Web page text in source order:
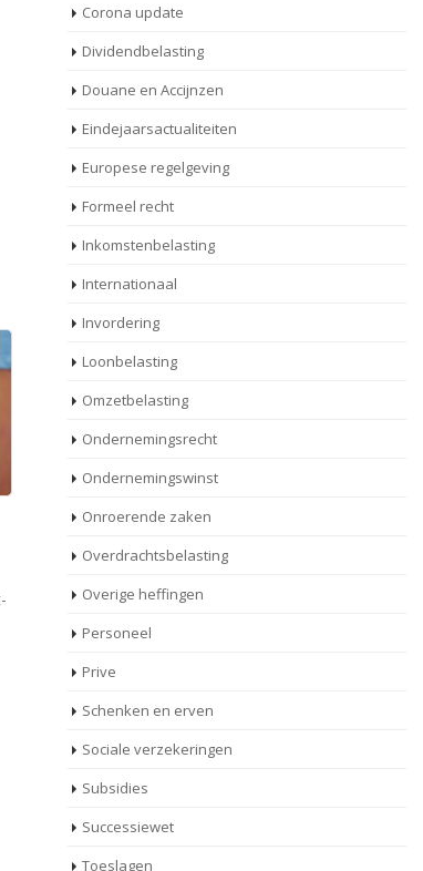
verhuurde verdieping
woning
De Belastingdienst corrigeerde de eerder
het opleggen van een naheffingsaanslag. De
correctie had betrekking op [...]
Corona update
Dividendbelasting
Douane en Accijnzen
Eindejaarsactualiteiten
Europese regelgeving
Formeel recht
Inkomstenbelasting
Internationaal
Invordering
Loonbelasting
Omzetbelasting
Ondernemingsrecht
Ondernemingswinst
Onroerende zaken
Overdrachtsbelasting
Overige heffingen
Personeel
Prive
Schenken en erven
Sociale verzekeringen
Subsidies
Successiewet
Toeslagen